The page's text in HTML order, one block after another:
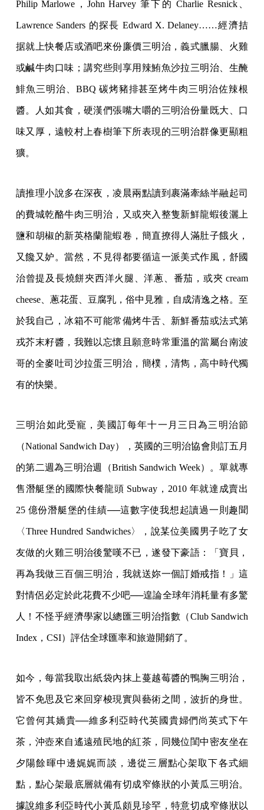
Philip Marlowe，John Harvey 筆下的 Charlie Resnick、
Lawrence Sanders 的探長 Edward X. Delaney……經濟拮
据就上快餐店或酒吧來份廉價三明治，義式臘腸、火雞
或鹹牛肉口味；講究些則享用辣鮪魚沙拉三明治、生醃
鯡魚三明治、BBQ 碳烤豬排甚至烤牛肉三明治佐辣根
醬。人如其食，硬漢們張嘴大嚼的三明治份量既大、口
味又厚，遠較村上春樹筆下所表現的三明治群像更顯粗
獷。
讀推理小說多在深夜，凌晨兩點讀到裹滿牽絲半融起司
的費城乾酪牛肉三明治，又或夾入整隻新鮮龍蝦後灑上
鹽和胡椒的新英格蘭龍蝦卷，簡直撩得人滿肚子餓火，
又饞又妒。當然，不見得都要循這一派美式作風，舒國
治曾提及長燒餅夾西洋火腿、洋蔥、番茄，或夾 cream
cheese、蔥花蛋、豆腐乳，俗中見雅，自成清逸之格。至
於我自己，冰箱不可能常備烤牛舌、新鮮番茄或法式第
戎芥末籽醬，我難以忘懷且願意時常重溫的當屬台南波
哥的全麥吐司沙拉蛋三明治，簡樸，清雋，高中時代獨
有的快樂。
三明治如此受寵，美國訂每年十一月三日為三明治節
（National Sandwich Day），英國的三明治協會則訂五月
的第二週為三明治週（British Sandwich Week）。單就專
售潛艇堡的國際快餐龍頭 Subway，2010 年就達成賣出
25 億份潛艇堡的佳績──這數字使我想起讀過一則趣聞
〈Three Hundred Sandwiches〉，說某位美國男子吃了女
友做的火雞三明治後驚嘆不已，遂發下豪語：「寶貝，
再為我做三百個三明治，我就送妳一個訂婚戒指！」這
對情侶必定於此花費不少吧──遑論全球年消耗量有多驚
人！不怪乎經濟學家以總匯三明治指數（Club Sandwich
Index，CSI）評估全球匯率和旅遊開銷了。
如今，每當我取出紙袋內抹上蔓越莓醬的鴨胸三明治，
皆不免思及它來回穿梭現實與藝術之間，波折的身世。
它曾何其嬌貴──維多利亞時代英國貴婦們尚英式下午
茶，沖壺來自遙遠殖民地的紅茶，同幾位閨中密友坐在
夕陽餘暉中邊娓娓而談，邊從三層點心架取下各式細
點，點心架最底層就備有切成窄條狀的小黃瓜三明治。
據說維多利亞時代小黃瓜頗見珍罕，特意切成窄條狀以